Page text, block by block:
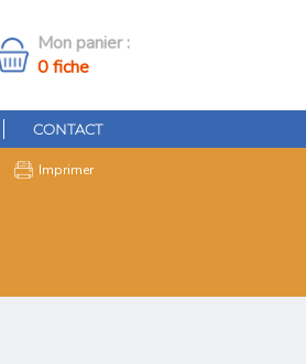
Mon panier :
0 fiche
CONTACT
Imprimer